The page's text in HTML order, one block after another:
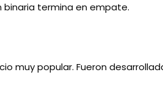
binaria termina en empate.
muy popular. Fueron